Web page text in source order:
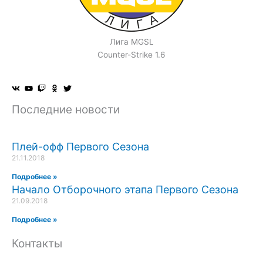
Лига MGSL
Counter-Strike 1.6
Последние новости
Плей-офф Первого Сезона
21.11.2018
Подробнее »
Начало Отборочного этапа Первого Сезона
21.09.2018
Подробнее »
Контакты